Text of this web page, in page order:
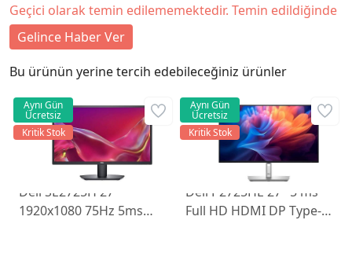
Geçici olarak temin edilememektedir. Temin edildiğinde
Gelince Haber Ver
Bu ürünün yerine tercih edebileceğiniz ürünler
Dell SE2725H 27"
1920x1080 75Hz 5ms
Aynı Gün
Ücretsiz
Kritik Stok
Dell P2725HE 27" 5 ms
Full HD HDMI DP Type-C
Aynı Gün
Ücretsiz
Kritik Stok